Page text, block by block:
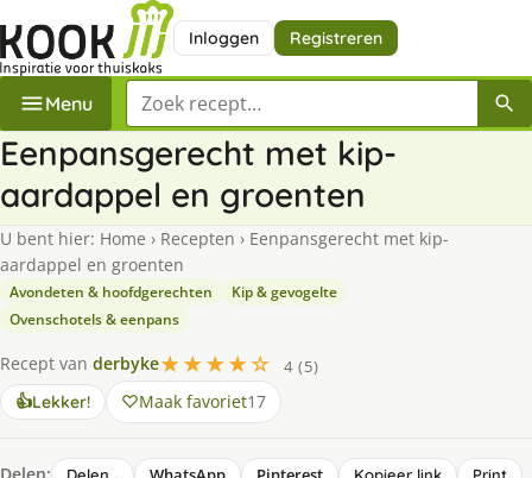
Inloggen Registreren
Menu Zoek een recept
Eenpansgerecht met kip-
aardappel en groenten
U bent hier: Home › Recepten › Eenpansgerecht met kip-
aardappel en groenten
Avondeten & hoofdgerechten
Kip & gevogelte
Ovenschotels & eenpans
Recept van derbyke★★★★☆
4 (5)
👍Lekker! Maak favoriet17